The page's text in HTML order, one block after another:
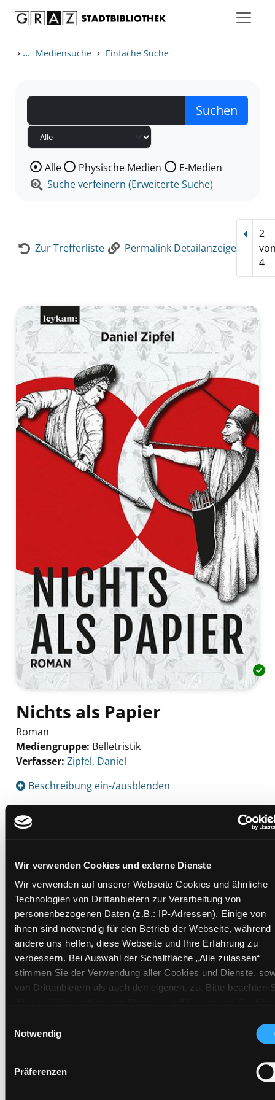
Wir verwenden Cookies und externe Dienste
Wir verwenden auf unserer Webseite Cookies und ähnliche
Technologien von Drittanbietern zur Verarbeitung von
personenbezogenen Daten (z.B.: IP-Adressen). Einige von
ihnen sind notwendig für den Betrieb der Webseite, während
andere uns helfen, diese Webseite und Ihre Erfahrung zu
verbessern. Bei Auswahl der Schaltfläche „Alle zulassen“
stimmen Sie der Verwendung aller Cookies und Dienste,
von Drittanbietern als auch den eigenen, zu. Bitte beachten
(Länder außerhalb des EWR ohne adäquates
Datenschutzniveau) stattfinden kann. In diesem
ausgeschlossen werden. Eine Verarbeitung durch solche
Notwendig
Präferenzen
› ... Mediensuche › Einfache Suche
Wählen Sie die Medienart nach der Sie suchen wollen.
Alle Physische Medien
E-Medien
Suche verfeinern (Erweiterte Suche)
Zur Trefferliste Permalink Detailanzeige
2
4
Nichts als Papier
Roman
Mediengruppe: Belletristik
Verfasser: Suche nach diesem Verfasser
Zipfel, Daniel
Beschreibung ein-/ausblenden
Mehr Informationen ein-/ausblenden
Exemplare
Zweigstelle: Nord - Geidorf
Signatur:DR.H ZIP
Standort 2: Ausleihe
Status:
Verfügbar
Vorbestellungen:0
Mediengruppe: Belletristik
Standort 3: